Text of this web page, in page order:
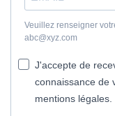
Veuillez renseigner
abc@xyz.com
J'accepte de
connaissance de
mentions légales.